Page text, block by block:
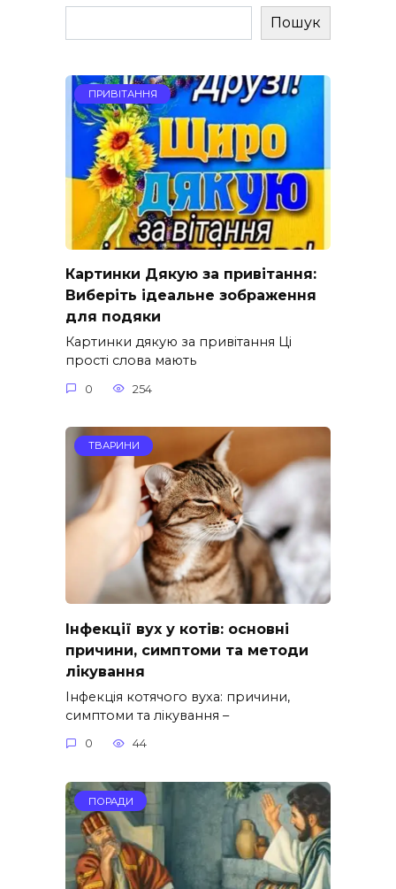
Пошук
ПРИВІТАННЯ
Картинки Дякую за привітання:
Виберіть ідеальне зображення
для подяки
Картинки дякую за привітання Ці
прості слова мають
0 254
ТВАРИНИ
Інфекції вух у котів: основні
причини, симптоми та методи
лікування
Інфекція котячого вуха: причини,
симптоми та лікування –
0 44
ПОРАДИ